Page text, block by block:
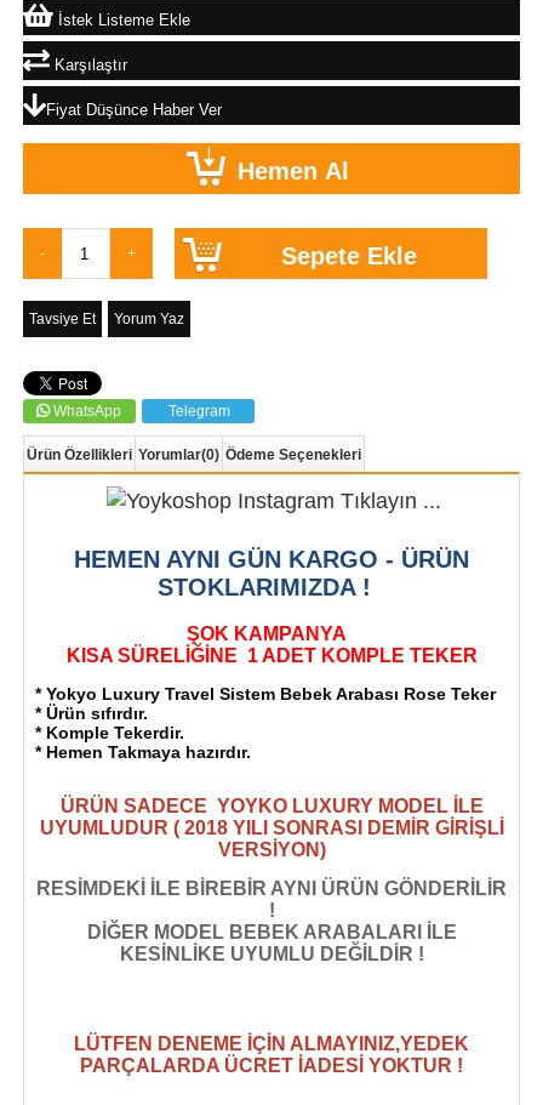
İstek Listeme Ekle
Karşılaştır
Fiyat Düşünce Haber Ver
Tavsiye Et Yorum Yaz
WhatsApp Telegram
Ürün Özellikleri Yorumlar(0) Ödeme Seçenekleri
HEMEN AYNI GÜN KARGO - ÜRÜN
STOKLARIMIZDA !
ŞOK KAMPANYA
KISA SÜRELİĞİNE 1 ADET KOMPLE TEKER
* Yokyo Luxury Travel Sistem Bebek Arabası Rose Teker
* Ürün sıfırdır.
* Komple Tekerdir.
* Hemen Takmaya hazırdır.
ÜRÜN SADECE YOYKO LUXURY MODEL İLE
UYUMLUDUR ( 2018 YILI SONRASI DEMİR GİRİŞLİ
VERSİYON)
RESİMDEKİ İLE BİREBİR AYNI ÜRÜN GÖNDERİLİR
!
DİĞER MODEL BEBEK ARABALARI İLE
KESİNLİKE UYUMLU DEĞİLDİR !
LÜTFEN DENEME İÇİN ALMAYINIZ,YEDEK
PARÇALARDA ÜCRET İADESİ YOKTUR !